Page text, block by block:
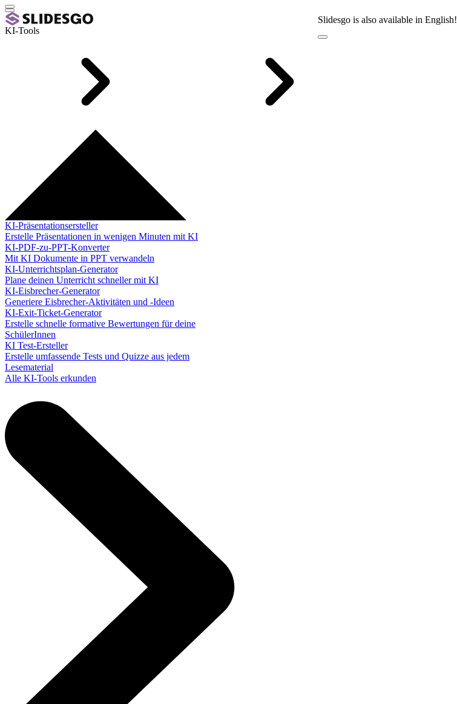
Slidesgo is also available in English!
KI-Tools
KI-Präsentationsersteller
Erstelle Präsentationen in wenigen Minuten mit KI
KI-PDF-zu-PPT-Konverter
Mit KI Dokumente in PPT verwandeln
KI-Unterrichtsplan-Generator
Plane deinen Unterricht schneller mit KI
KI-Eisbrecher-Generator
Generiere Eisbrecher-Aktivitäten und -Ideen
KI-Exit-Ticket-Generator
Erstelle schnelle formative Bewertungen für deine
SchülerInnen
KI Test-Ersteller
Erstelle umfassende Tests und Quizze aus jedem
Lesematerial
Alle KI-Tools erkunden